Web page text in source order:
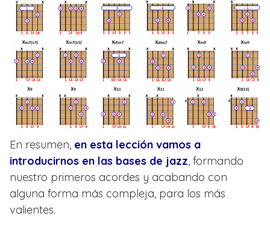
En resumen, en esta lección vamos a
introducirnos en las bases de jazz, formando
nuestro primeros acordes y acabando con
alguna forma más compleja, para los más
valientes.